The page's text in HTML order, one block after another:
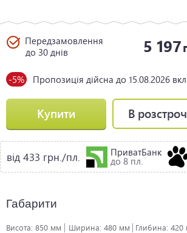
5 197
Передзамовлення
до 30 днів
-5% Пропозиція дійсна до 15.08.2026
Купити В
від 433 грн./пл. ПриватБанк
до 8 пл.
Габарити
Висота: 850 мм Ширина: 480 мм Глибина: 420